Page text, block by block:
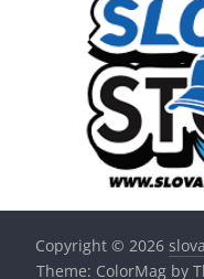
Copyright © 2026
Theme: ColorMagby